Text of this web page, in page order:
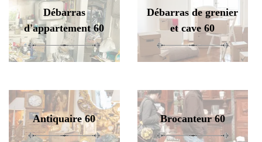
Débarras
d'appartement 60
Débarras de grenier
et cave 60
Antiquaire 60 Brocanteur 60